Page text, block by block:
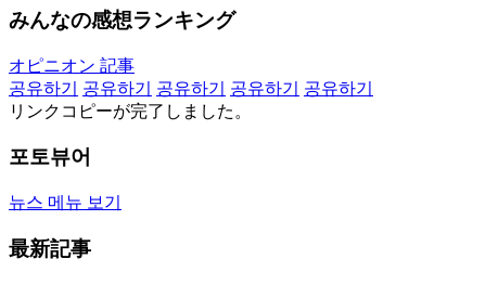
みんなの感想ランキング
オピニオン 記事
공유하기
공유하기 공유하기 공유하기
공유하기
リンクコピーが完了しました。
포토뷰어
뉴스 메뉴 보기
最新記事